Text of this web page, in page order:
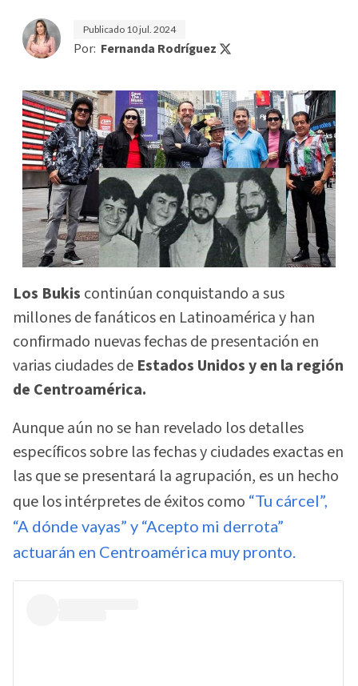
Publicado 10 jul. 2024
Por: Fernanda Rodríguez
Los Bukis continúan conquistando a sus
millones de fanáticos en Latinoamérica y han
confirmado nuevas fechas de presentación en
varias ciudades de Estados Unidos y en la región
de Centroamérica.
Aunque aún no se han revelado los detalles
específicos sobre las fechas y ciudades exactas en
las que se presentará la agrupación, es un hecho
que los intérpretes de éxitos como “Tu cárcel”,
“A dónde vayas” y “Acepto mi derrota”
actuarán en Centroamérica muy pronto.